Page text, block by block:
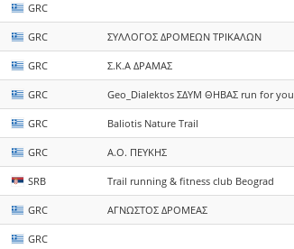
GRC
GRC ΣΥΛΛΟΓΟΣ ΔΡΟΜΕΩΝ ΤΡΙΚΑΛΩΝ
GRC Σ.Κ.Α ΔΡΑΜΑΣ
GRC Geo_Dialektos ΣΔΥΜ ΘΗΒΑΣ run for you
GRC Βaliotis Nature Trail
GRC Α.Ο. ΠΕΥΚΗΣ
SRB Trail running & fitness club Beograd
GRC ΑΓΝΩΣΤΟΣ ΔΡΟΜΕΑΣ
GRC